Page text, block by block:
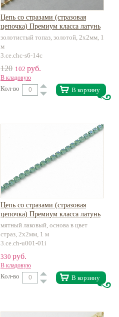
Цепь со стразами (стразовая
цепочка) Премиум класса латунь
золотистый топаз, золотой, 2х2мм, 1
м
3.ce.chc-s6-14c
120 102 руб.
В кладовую
Кол-во В корзину
Цепь со стразами (стразовая
цепочка) Премиум класса латунь
мятный лаковый, основа в цвет
страз, 2х2мм, 1 м
3.ce.ch-u001-01i
330 руб.
В кладовую
Кол-во В корзину